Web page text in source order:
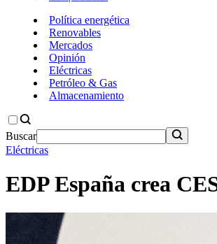
Política energética
Renovables
Mercados
Opinión
Eléctricas
Petróleo & Gas
Almacenamiento
Buscar
Eléctricas
EDP España crea